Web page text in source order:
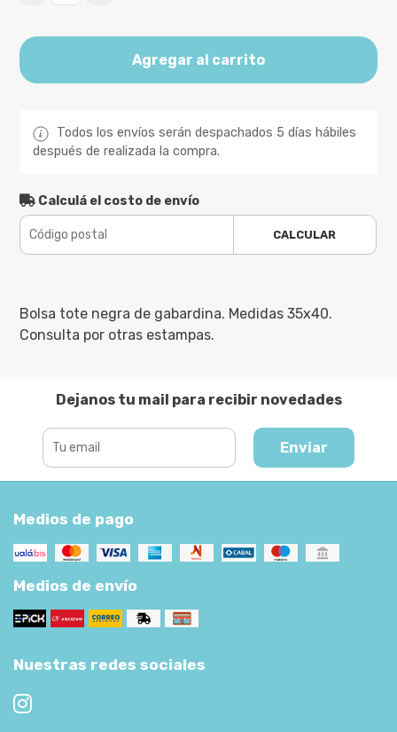
Agregar al carrito
Todos los envíos serán despachados 5 días hábiles
después de realizada la compra.
Calculá el costo de envío
CALCULAR
Bolsa tote negra de gabardina. Medidas 35x40.
Consulta por otras estampas.
Dejanos tu mail para recibir novedades
Enviar
Medios de pago
Medios de envío
Nuestras redes sociales